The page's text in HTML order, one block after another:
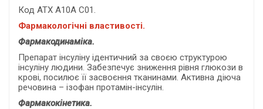
Код АТХ А10А С01.
Фармакологічні властивості.
Фармакодинаміка.
Препарат інсуліну ідентичний за своєю структурою
інсуліну людини. Забезпечує зниження рівня глюкози в
крові, посилює її засвоєння тканинами. Активна діюча
речовина – ізофан протамін-інсулін.
Фармакокінетика.